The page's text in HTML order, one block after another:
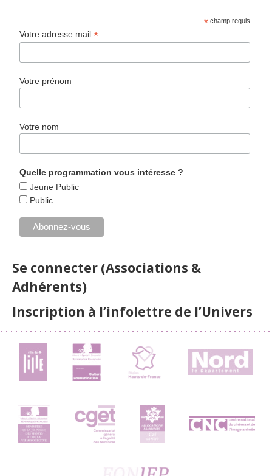
* champ requis
Votre adresse mail*
Votre prénom
Votre nom
Quelle programmation vous intéresse ?
Jeune Public
Public
Se connecter (Associations &
Adhérents)
Inscription à l’infolettre de l’Univers